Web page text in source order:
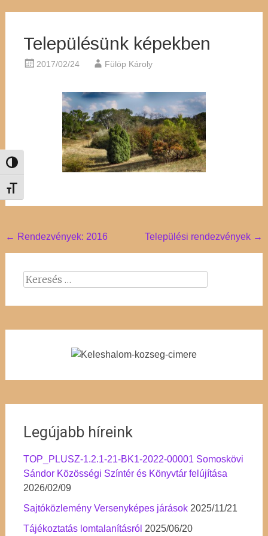
Nagy kontraszt váltása
Betűméret váltása
Településünk képekben
2017/02/24 Fülöp Károly
Post
navigation
← Rendezvények: 2016 Települési rendezvények →
Keresés:
Legújabb híreink
TOP_PLUSZ-1.2.1-21-BK1-2022-00001 Somoskövi
Sándor Közösségi Színtér és Könyvtár felújítása
2026/02/09
Sajtóközlemény Versenyképes járások 2025/11/21
Tájékoztatás lomtalanításról 2025/06/20